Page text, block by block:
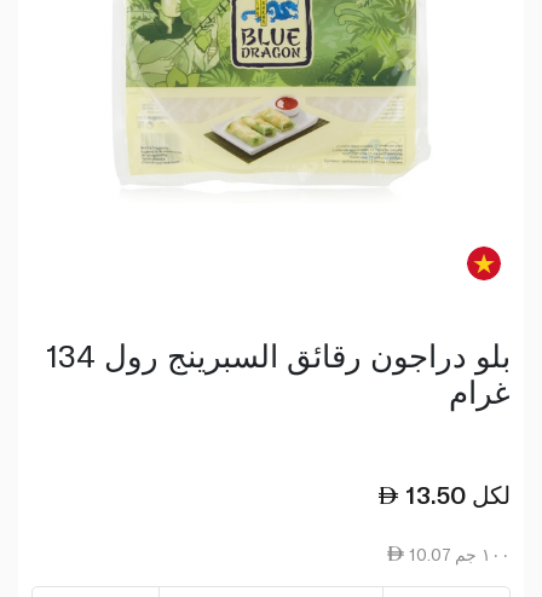
بلو دراجون رقائق السبرينج رول 134
غرام
13.50 لكل
10.07 ١٠٠ جم